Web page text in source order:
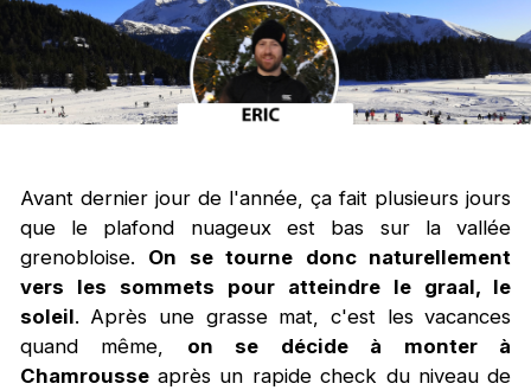
Avant dernier jour de l'année, ça fait plusieurs jours
que le plafond nuageux est bas sur la vallée
grenobloise. On se tourne donc naturellement
vers les sommets pour atteindre le graal, le
soleil. Après une grasse mat, c'est les vacances
quand même, on se décide à monter à
Chamrousseaprès un rapide check du niveau de